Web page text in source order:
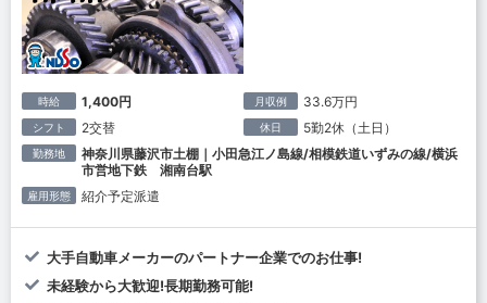
時給 1,400円 月収例 33.6万円
シフト 2交替 休日 5勤2休（土日）
勤務地
神奈川県藤沢市土棚｜小田急江ノ島線/相模鉄道いずみの線/横浜
市営地下鉄 湘南台駅
雇用形態 紹介予定派遣
大手自動車メーカーのパートナー企業でのお仕事!
未経験から大歓迎!長期勤務可能!